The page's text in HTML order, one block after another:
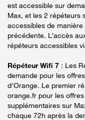
est accessible sur
Max, et les 2 répéteurs
accessibles de
précédente. L’accès
répéteurs accessibles
Répéteur Wifi 7 : Les
demande pour les
d'Orange. Le premier
orange.fr pour les
supplémentaires sur
chaque 72h après la